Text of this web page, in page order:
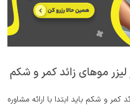
موهای زائد کمر و شکم
کمر و شکم باید ابتدا با ارائه مشاوره